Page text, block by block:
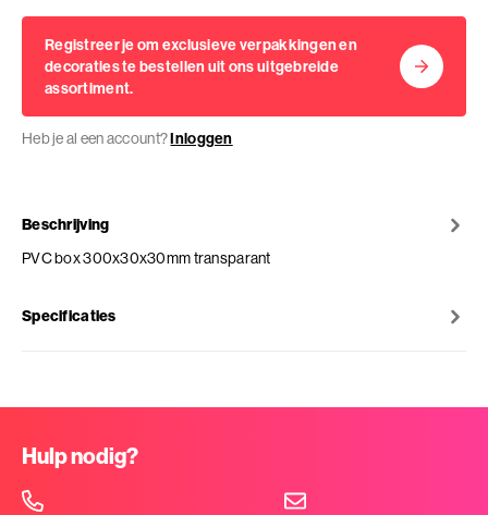
Registreer je om exclusieve verpakkingen en
decoraties te bestellen uit ons uitgebreide
assortiment.
Heb je al een account?Inloggen
Beschrijving
PVC box 300x30x30mm transparant
Specificaties
Hulp nodig?